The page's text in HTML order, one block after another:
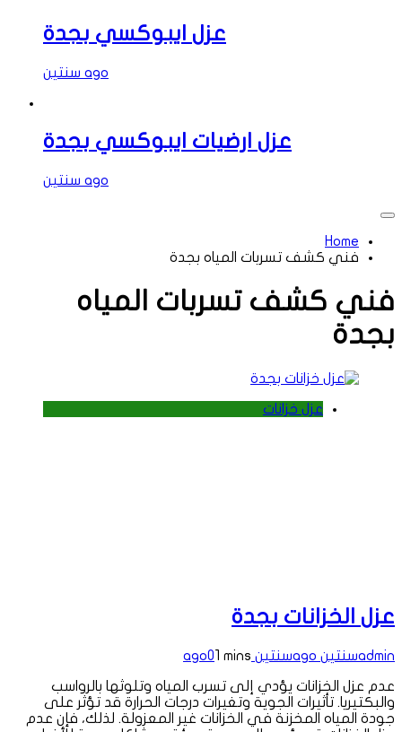
عزل ايبوكسي بجدة
سنتين ago
عزل ارضيات ايبوكسي بجدة
سنتين ago
Home
فني كشف تسربات المياه بجدة
فني كشف تسربات المياه
بجدة
عزل خزانات
عزل الخزانات بجدة
adminسنتين ago سنتين ago 01 mins
عدم عزل الخزانات يؤدي إلى تسرب المياه وتلوثها بالرواسب
والبكتيريا. تأثيرات الجوية وتغيرات درجات الحرارة قد تؤثر على
جودة المياه المخزنة في الخزانات غير المعزولة. لذلك، فإن عدم